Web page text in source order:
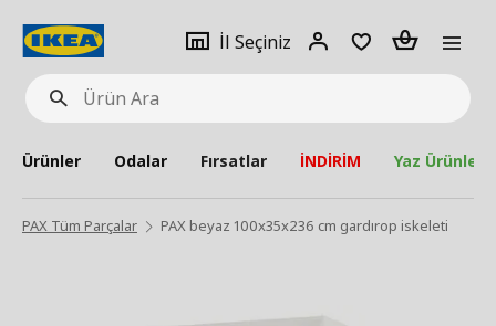
Ürün
Ara
İl Seçiniz
Giriş
Adet
Ürünler Odalar Fırsatlar İNDİRİM Yaz Ürünleri
PAX Tüm Parçalar PAX beyaz 100x35x236 cm gardırop iskeleti